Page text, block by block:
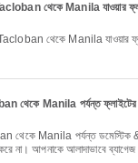
থেকে Manila যাওয়ার
Manila পর্যন্ত ফ্লাইটের
না। আপনাকে আলাদাভাবে